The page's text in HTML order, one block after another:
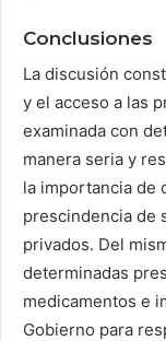
Conclusiones
La discusión
y el acceso a las
examinada con
manera seria y
la importancia de
prescindencia de
privados. Del
determinadas
medicamentos e
Gobierno para